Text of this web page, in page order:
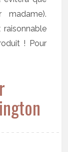
madame).
! Pour